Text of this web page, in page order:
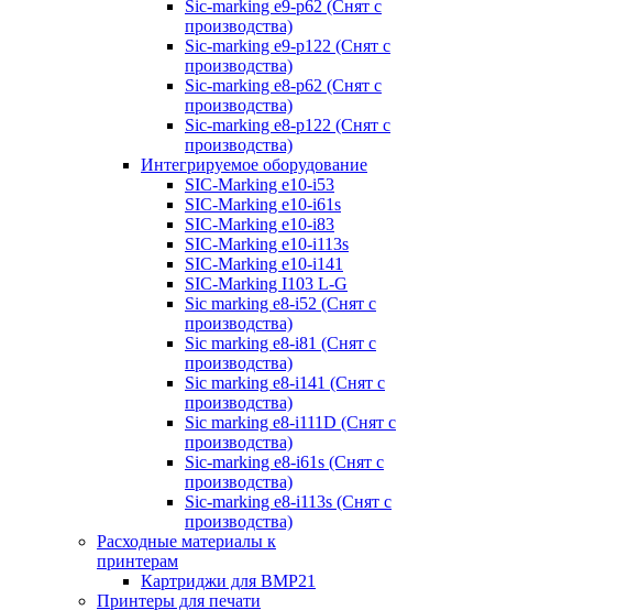
Sic-marking e9-p62 (Снят с
производства)
Sic-marking e9-p122 (Снят с
производства)
Sic-marking e8-p62 (Снят с
производства)
Sic-marking e8-p122 (Снят с
производства)
Интегрируемое оборудование
SIC-Marking e10-i53
SIC-Marking e10-i61s
SIC-Marking e10-i83
SIC-Marking e10-i113s
SIC-Marking e10-i141
SIC-Marking I103 L-G
Sic marking e8-i52 (Снят с
производства)
Sic marking e8-i81 (Снят с
производства)
Sic marking e8-i141 (Снят с
производства)
Sic marking e8-i111D (Снят с
производства)
Sic-marking e8-i61s (Снят с
производства)
Sic-marking e8-i113s (Снят с
производства)
Расходные материалы к
принтерам
Картриджи для BMP21
Принтеры для печати